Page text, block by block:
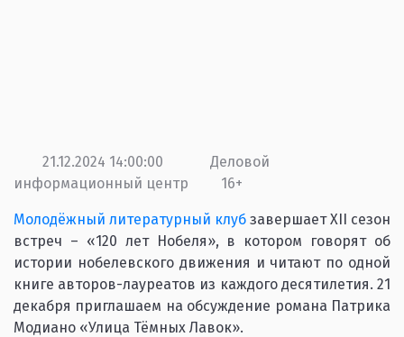
21.12.2024 14:00:00
Деловой
информационный центр
16+
Молодёжный литературный клуб завершает XII сезон
встреч – «120 лет Нобеля», в котором говорят об
истории нобелевского движения и читают по одной
книге авторов-лауреатов из каждого десятилетия. 21
декабря приглашаем на обсуждение романа Патрика
Модиано «Улица Тёмных Лавок».